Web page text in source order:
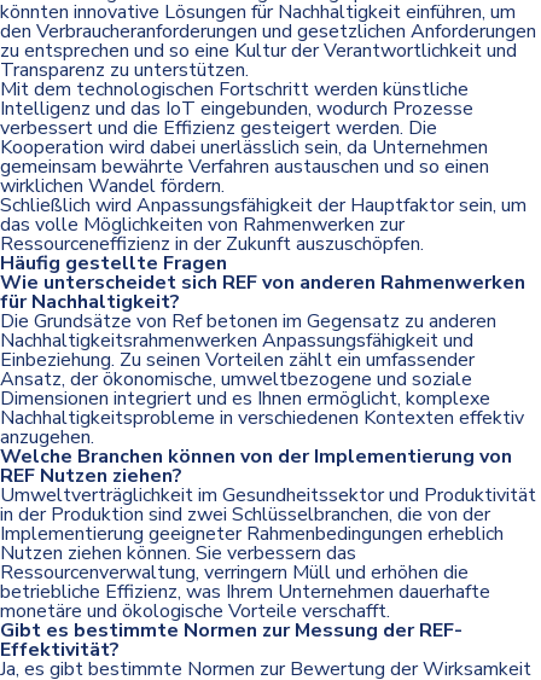
könnten innovative Lösungen für Nachhaltigkeit einführen, um
den Verbraucheranforderungen und gesetzlichen Anforderungen
zu entsprechen und so eine Kultur der Verantwortlichkeit und
Transparenz zu unterstützen.
Mit dem technologischen Fortschritt werden künstliche
Intelligenz und das IoT eingebunden, wodurch Prozesse
verbessert und die Effizienz gesteigert werden. Die
Kooperation wird dabei unerlässlich sein, da Unternehmen
gemeinsam bewährte Verfahren austauschen und so einen
wirklichen Wandel fördern.
Schließlich wird Anpassungsfähigkeit der Hauptfaktor sein, um
das volle Möglichkeiten von Rahmenwerken zur
Ressourceneffizienz in der Zukunft auszuschöpfen.
Häufig gestellte Fragen
Wie unterscheidet sich REF von anderen Rahmenwerken
für Nachhaltigkeit?
Die Grundsätze von Ref betonen im Gegensatz zu anderen
Nachhaltigkeitsrahmenwerken Anpassungsfähigkeit und
Einbeziehung. Zu seinen Vorteilen zählt ein umfassender
Ansatz, der ökonomische, umweltbezogene und soziale
Dimensionen integriert und es Ihnen ermöglicht, komplexe
Nachhaltigkeitsprobleme in verschiedenen Kontexten effektiv
anzugehen.
Welche Branchen können von der Implementierung von
REF Nutzen ziehen?
Umweltverträglichkeit im Gesundheitssektor und Produktivität
in der Produktion sind zwei Schlüsselbranchen, die von der
Implementierung geeigneter Rahmenbedingungen erheblich
Nutzen ziehen können. Sie verbessern das
Ressourcenverwaltung, verringern Müll und erhöhen die
betriebliche Effizienz, was Ihrem Unternehmen dauerhafte
monetäre und ökologische Vorteile verschafft.
Gibt es bestimmte Normen zur Messung der REF-
Effektivität?
Ja, es gibt bestimmte Normen zur Bewertung der Wirksamkeit